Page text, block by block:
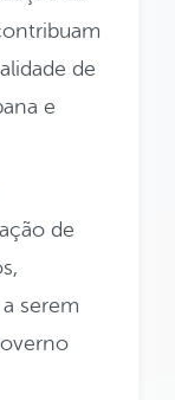
de
e
de
serem